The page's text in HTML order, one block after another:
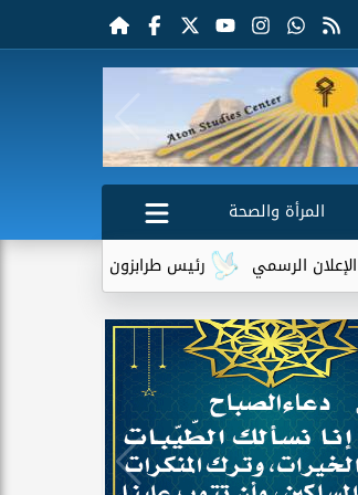
المرأة والصحة
رئيس طرابزون سبور يكشف دور تريزيجيه في